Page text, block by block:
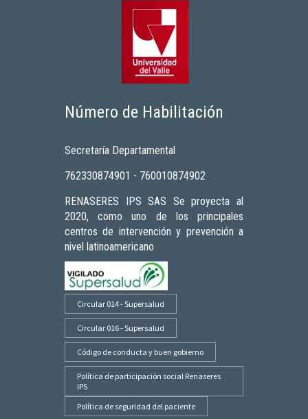
Número de Habilitación
Secretaría Departamental
762330874901 - 760010874902
RENASERES IPS SAS Se proyecta al
2020, como uno de los principales
centros de intervención y prevención a
nivel latinoamericano
Circular 014 - Supersalud
Circular 016 - Supersalud
Código de conducta y buen gobierno
Política de participación social Renaseres
IPS
Política de seguridad del paciente